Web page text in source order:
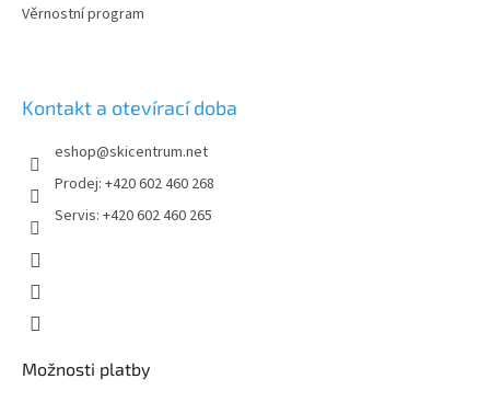
Věrnostní program
Kontakt a otevírací doba
eshop@skicentrum.net
Prodej: +420 602 460 268
Servis: +420 602 460 265
Možnosti platby